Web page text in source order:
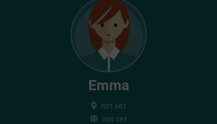
Emma
not set
not set